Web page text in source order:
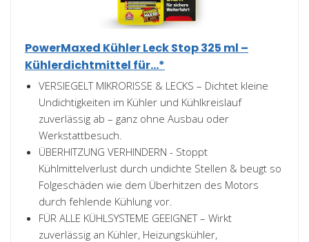
PowerMaxed Kühler Leck Stop 325 ml –
Kühlerdichtmittel für...*
VERSIEGELT MIKRORISSE & LECKS – Dichtet kleine
Undichtigkeiten im Kühler und Kühlkreislauf
zuverlässig ab – ganz ohne Ausbau oder
Werkstattbesuch.
ÜBERHITZUNG VERHINDERN - Stoppt
Kühlmittelverlust durch undichte Stellen & beugt so
Folgeschäden wie dem Überhitzen des Motors
durch fehlende Kühlung vor.
FÜR ALLE KÜHLSYSTEME GEEIGNET – Wirkt
zuverlässig an Kühler, Heizungskühler,